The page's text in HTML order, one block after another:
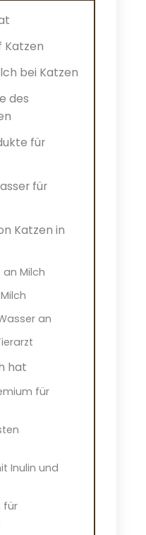
Katzen
bei Katzen
des
für
für
Katzen in
an Milch
an
hat
für
Inulin und
für